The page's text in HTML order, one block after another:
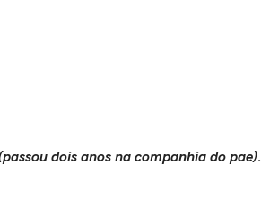
dois anos na companhia do pae).